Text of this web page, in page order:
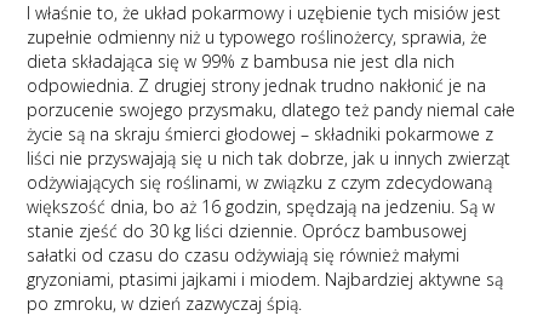
I właśnie to, że układ pokarmowy i uzębienie tych misiów jest
zupełnie odmienny niż u typowego roślinożercy, sprawia, że
dieta składająca się w 99% z bambusa nie jest dla nich
odpowiednia. Z drugiej strony jednak trudno nakłonić je na
porzucenie swojego przysmaku, dlatego też pandy niemal całe
życie są na skraju śmierci głodowej – składniki pokarmowe z
liści nie przyswajają się u nich tak dobrze, jak u innych zwierząt
odżywiających się roślinami, w związku z czym zdecydowaną
większość dnia, bo aż 16 godzin, spędzają na jedzeniu. Są w
stanie zjeść do 30 kg liści dziennie. Oprócz bambusowej
sałatki od czasu do czasu odżywiają się również małymi
gryzoniami, ptasimi jajkami i miodem. Najbardziej aktywne są
po zmroku, w dzień zazwyczaj śpią.